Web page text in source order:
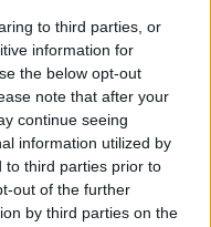
to third parties, or
information for
the below opt-out
note that after your
continue seeing
information utilized by
to third parties prior to
out of the further
by third parties on the
hora de jogadores
Davidovich
(Itália), a prova
de elevado nível,
primeiro cabeça de
pelo chileno
e Ofícios”
como
do município